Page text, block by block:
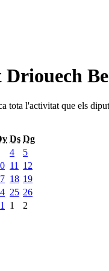
tota l'activitat que els
Ds Dg
4
5
11
12
18 19
25 26
1 2